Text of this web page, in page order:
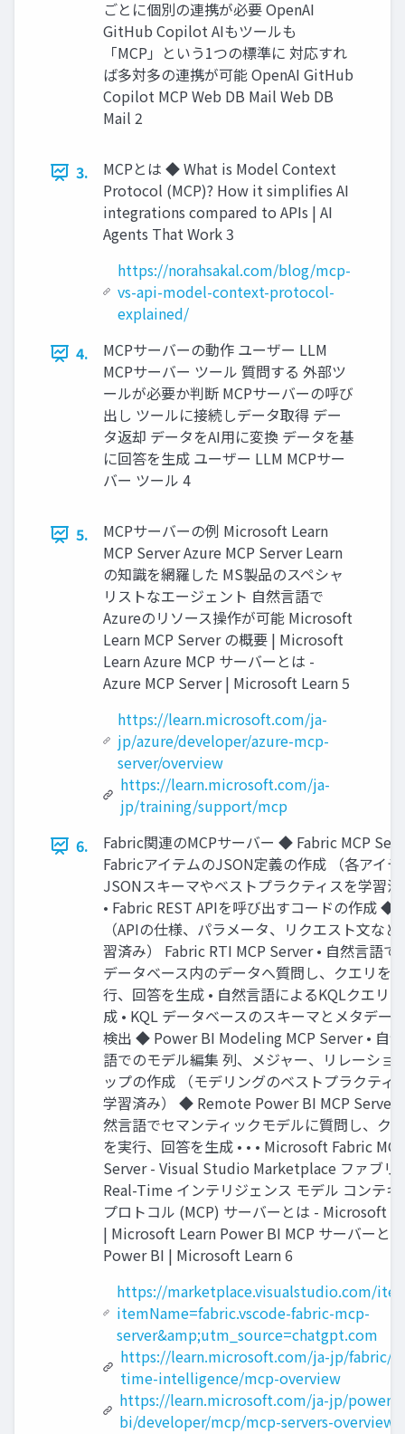
ごとに個別の連携が必要 OpenAI
GitHub Copilot AIもツールも
「MCP」という1つの標準に 対応すれ
ば多対多の連携が可能 OpenAI GitHub
Copilot MCP Web DB Mail Web DB
Mail 2
3.
MCPとは ◆ What is Model Context
Protocol (MCP)? How it simplifies AI
integrations compared to APIs | AI
Agents That Work 3
https://norahsakal.com/blog/mcp-
vs-api-model-context-protocol-
explained/
4.
MCPサーバーの動作 ユーザー LLM
MCPサーバー ツール 質問する 外部ツ
ールが必要か判断 MCPサーバーの呼び
出し ツールに接続しデータ取得 デー
タ返却 データをAI用に変換 データを基
に回答を生成 ユーザー LLM MCPサー
バー ツール 4
5.
MCPサーバーの例 Microsoft Learn
MCP Server Azure MCP Server Learn
の知識を網羅した MS製品のスペシャ
リストなエージェント 自然言語で
Azureのリソース操作が可能 Microsoft
Learn MCP Server の概要 | Microsoft
Learn Azure MCP サーバーとは -
Azure MCP Server | Microsoft Learn 5
https://learn.microsoft.com/ja-
jp/azure/developer/azure-mcp-
server/overview
https://learn.microsoft.com/ja-
jp/training/support/mcp
6.
Fabric関連のMCPサーバー ◆ Fabric MCP
FabricアイテムのJSON定義の作成 （各アイ
JSONスキーマやベストプラクティスを学習
• Fabric REST APIを呼び出すコードの作成 ◆
（APIの仕様、パラメータ、リクエスト文など
習済み） Fabric RTI MCP Server • 自然言語で
データベース内のデータへ質問し、クエリを実
行、回答を生成 • 自然言語によるKQLクエリ
成 • KQL データベースのスキーマとメタデー
検出 ◆ Power BI Modeling MCP Server • 自
語でのモデル編集 列、メジャー、リレーショ
ップの作成 （モデリングのベストプラクティ
学習済み） ◆ Remote Power BI MCP Server
然言語でセマンティックモデルに質問し、ク
を実行、回答を生成 • • • Microsoft Fabric MCP
Server - Visual Studio Marketplace ファブリ
Real-Time インテリジェンス モデル コンテキ
プロトコル (MCP) サーバーとは - Microsoft
| Microsoft Learn Power BI MCP サーバーと
Power BI | Microsoft Learn 6
https://marketplace.visualstudio.com/
itemName=fabric.vscode-fabric-mcp-
server&amp;utm_source=chatgpt.com
https://learn.microsoft.com/ja-jp/fabric/
time-intelligence/mcp-overview
https://learn.microsoft.com/ja-jp/power-
bi/developer/mcp/mcp-servers-overview